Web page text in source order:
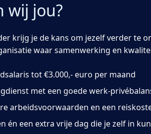
wij jou?
krijg je de kans om jezelf verder te
waar samenwerking en
tot €3.000,- euro per maand
met een goede werk-
arbeidsvoorwaarden en een
én een extra vrije dag die je zelf in